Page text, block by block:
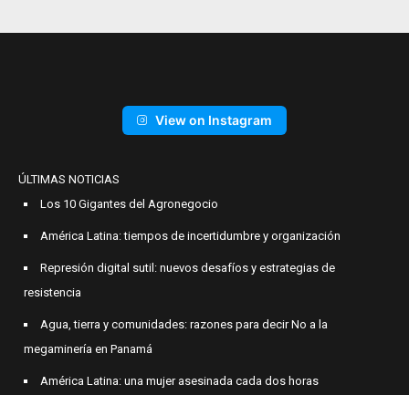
View on Instagram
ÚLTIMAS NOTICIAS
Los 10 Gigantes del Agronegocio
América Latina: tiempos de incertidumbre y organización
Represión digital sutil: nuevos desafíos y estrategias de
resistencia
Agua, tierra y comunidades: razones para decir No a la
megaminería en Panamá
América Latina: una mujer asesinada cada dos horas